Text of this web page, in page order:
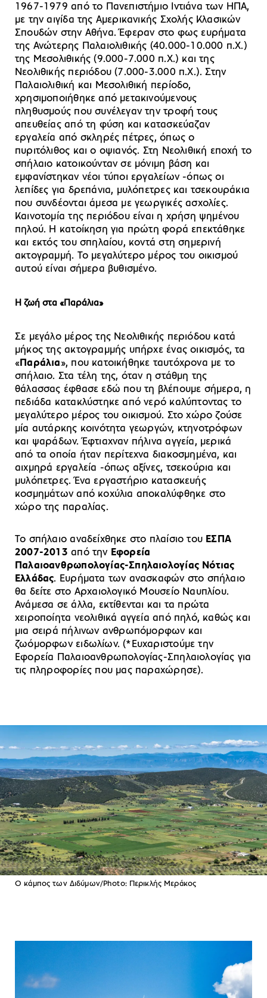
1967-1979 από το Πανεπιστήμιο Ιντιάνα των ΗΠΑ,
με την αιγίδα της Αμερικανικής Σχολής Κλασικών
Σπουδών στην Αθήνα. Έφεραν στο φως ευρήματα
της Ανώτερης Παλαιολιθικής (40.000-10.000 π.Χ.)
της Μεσολιθικής (9.000-7.000 π.Χ.) και της
Νεολιθικής περιόδου (7.000-3.000 π.Χ.). Στην
Παλαιολιθική και Μεσολιθική περίοδο,
χρησιμοποιήθηκε από μετακινούμενους
πληθυσμούς που συνέλεγαν την τροφή τους
απευθείας από τη φύση και κατασκεύαζαν
εργαλεία από σκληρές πέτρες, όπως ο
πυριτόλιθος και ο οψιανός. Στη Νεολιθική εποχή το
σπήλαιο κατοικούνταν σε μόνιμη βάση και
εμφανίστηκαν νέοι τύποι εργαλείων -όπως οι
λεπίδες για δρεπάνια, μυλόπετρες και τσεκουράκια
που συνδέονται άμεσα με γεωργικές ασχολίες.
Καινοτομία της περιόδου είναι η χρήση ψημένου
πηλού. Η κατοίκηση για πρώτη φορά επεκτάθηκε
και εκτός του σπηλαίου, κοντά στη σημερινή
ακτογραμμή. Το μεγαλύτερο μέρος του οικισμού
αυτού είναι σήμερα βυθισμένο.
Η ζωή στα «Παράλια»
Σε μεγάλο μέρος της Νεολιθικής περιόδου κατά
μήκος της ακτογραμμής υπήρχε ένας οικισμός, τα
«Παράλια», που κατοικήθηκε ταυτόχρονα με το
σπήλαιο. Στα τέλη της, όταν η στάθμη της
θάλασσας έφθασε εδώ που τη βλέπουμε σήμερα, η
πεδιάδα κατακλύστηκε από νερό καλύπτοντας το
μεγαλύτερο μέρος του οικισμού. Στο χώρο ζούσε
μία αυτάρκης κοινότητα γεωργών, κτηνοτρόφων
και ψαράδων. Έφτιαχναν πήλινα αγγεία, μερικά
από τα οποία ήταν περίτεχνα διακοσμημένα, και
αιχμηρά εργαλεία -όπως αξίνες, τσεκούρια και
μυλόπετρες. Ένα εργαστήριο κατασκευής
κοσμημάτων από κοχύλια αποκαλύφθηκε στο
χώρο της παραλίας.
Το σπήλαιο αναδείχθηκε στο πλαίσιο τουΕΣΠΑ
2007-2013 από τηνΕφορεία
Παλαιοανθρωπολογίας-Σπηλαιολογίας Νότιας
Ελλάδας. Ευρήματα των ανασκαφών στο σπήλαιο
θα δείτε στο Αρχαιολογικό Μουσείο Ναυπλίου.
Ανάμεσα σε άλλα, εκτίθενται και τα πρώτα
χειροποίητα νεολιθικά αγγεία από πηλό, καθώς και
μια σειρά πήλινων ανθρωπόμορφων και
ζωόμορφων ειδωλίων. (*Ευχαριστούμε την
Εφορεία Παλαιοανθρωπολογίας-Σπηλαιολογίας για
τις πληροφορίες που μας παραχώρησε).
Ο κάμπος των Διδύμων/Photo: Περικλής Μεράκος